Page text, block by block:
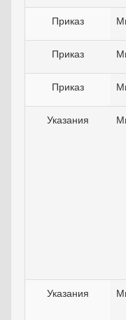
Приказ
Приказ
Приказ
Указания
Указания